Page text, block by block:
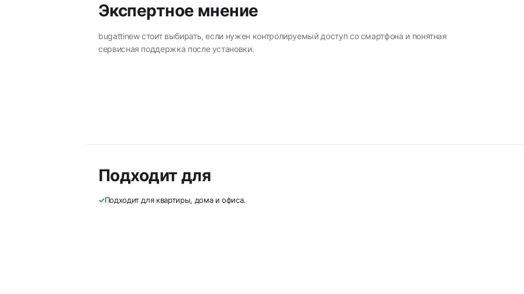
Экспертное мнение
bugattinew стоит выбирать, если нужен контролируемый доступ со смартфона и понятная
сервисная поддержка после установки.
Подходит для
✓Подходит для квартиры, дома и офиса.